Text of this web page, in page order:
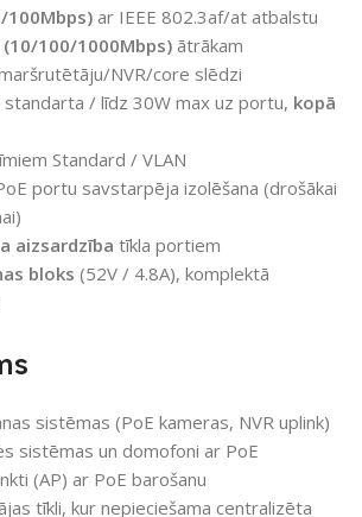
100Mbps) ar IEEE 802.3af/at atbalstu
100/1000Mbps) ātrākam
NVR/core slēdzi
standarta / līdz 30W max uz portu, kopā
Standard / VLAN
portu savstarpēja izolēšana (drošākai
aizsardzība tīkla portiem
bloks (52V / 4.8A), komplektā
sistēmas (PoE kameras, NVR uplink)
sistēmas un domofoni ar PoE
(AP) ar PoE barošanu
tīkli, kur nepieciešama centralizēta